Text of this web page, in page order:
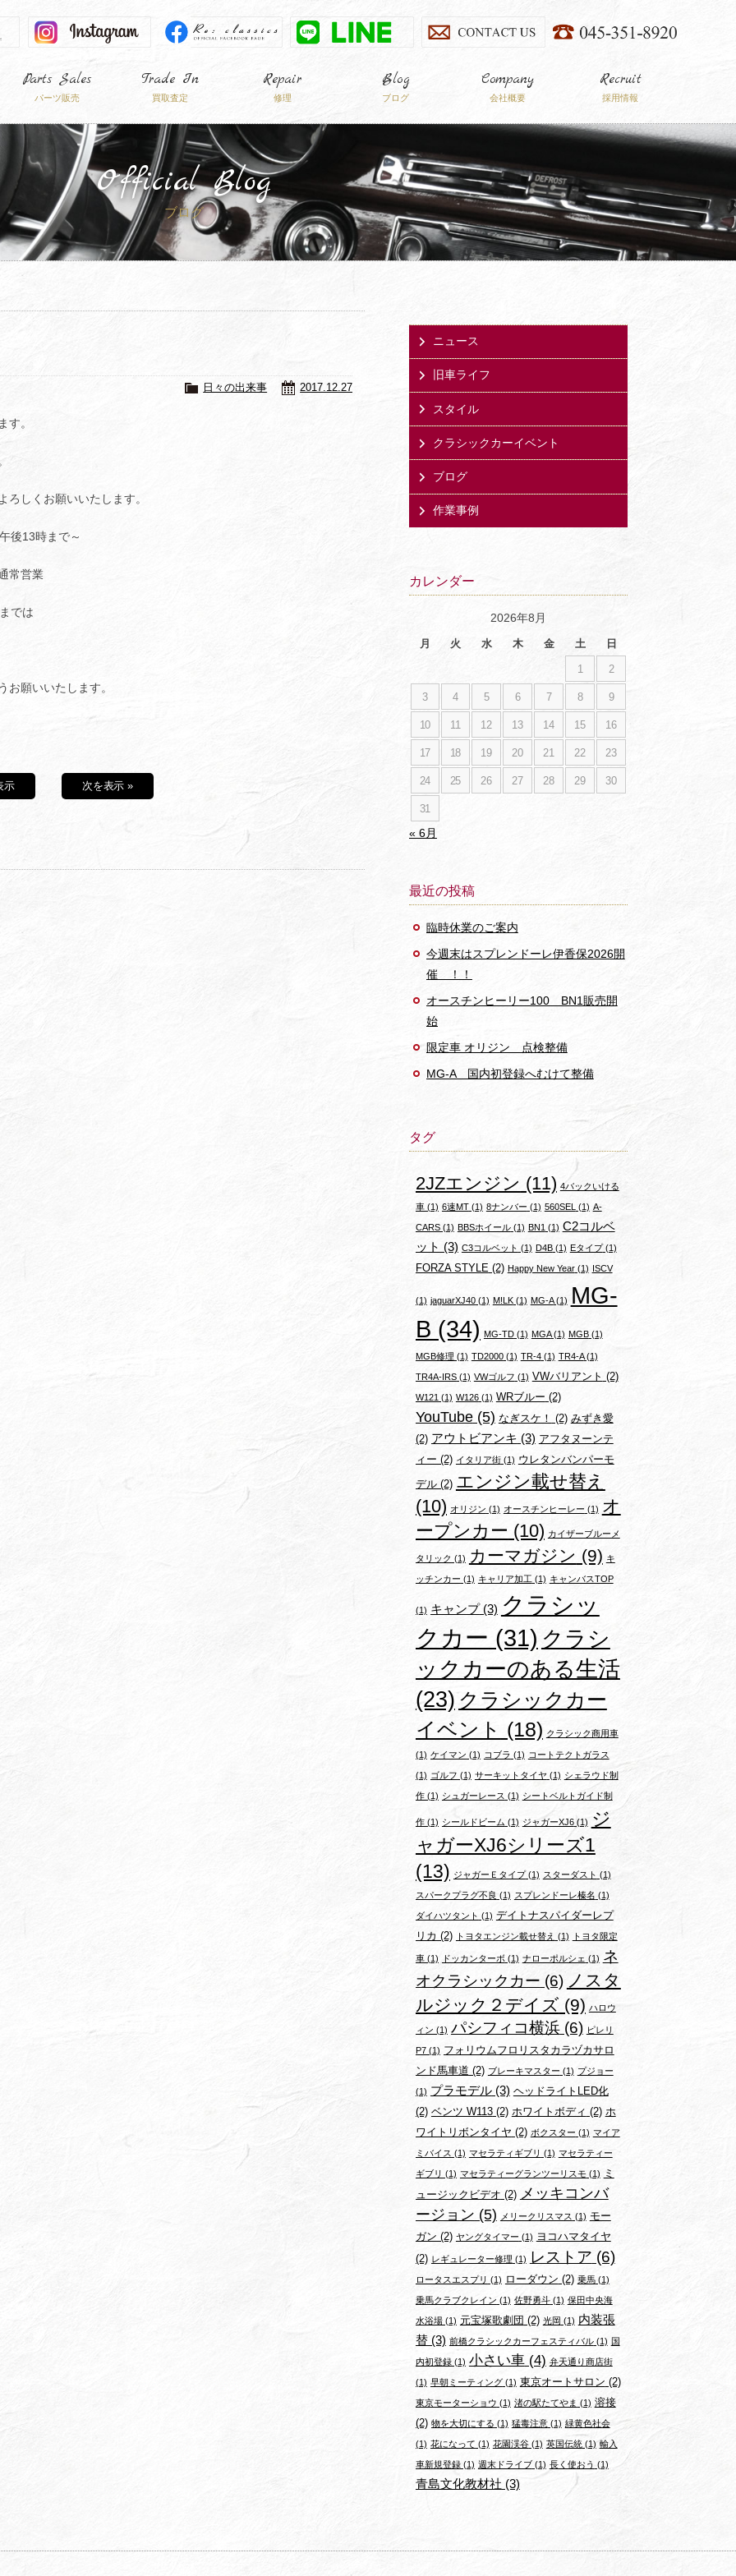
Parts Sales
パーツ販売
Trade In
買取査定
Repair
修理
Blog
ブログ
Company
会社概要
Recruit
採用情報
Official Blog
ブログ
2017.12.27
日々の出来事
す。
しくお願いいたします。
13時まで～
常営業
では
願いいたします。
示 次を表示 »
ニュース
旧車ライフ
スタイル
クラシックカーイベント
ブログ
作業事例
カレンダー
2026年8月
月 火 水 木 金 土 日
1 2
3 4 5 6 7 8 9
10 11 12 13 14 15 16
17 18 19 20 21 22 23
24 25 26 27 28 29 30
31
« 6月
最近の投稿
臨時休業のご案内
今週末はスプレンドーレ伊香保2026開
催 ！！
オースチンヒーリー100 BN1販売開
始
限定車 オリジン 点検整備
MG-A 国内初登録へむけて整備
タグ
2JZエンジン (11) 4バックいける
車 (1) 6速MT(1) 8ナンバー (1) 560SEL (1) A-
CARS(1) BBSホイール(1) BN1 (1) C2コルベ
ット (3) C3コルベット (1) D4B(1) Eタイプ(1)
FORZA STYLE (2) Happy New Year(1) ISCV
(1) jaguarXJ40(1) M!LK(1) MG-A(1) MG-
B (34) MG-TD(1) MGA(1) MGB(1)
MGB修理 (1) TD2000(1) TR-4(1) TR4-A(1)
TR4A-IRS(1) VWゴルフ (1) VWバリアント (2)
W121 (1) W126(1) WRブルー (2)
YouTube(5) なぎスケ！ (2) みずき愛
(2) アウトビアンキ (3) アフタヌーンテ
ィー (2) イタリア街(1) ウレタンバンパーモ
デル(2) エンジン載せ替え
(10) オリジン (1) オースチンヒーレー (1) オ
ープンカー (10) カイザーブルーメ
タリック (1) カーマガジン (9) キ
ッチンカー (1) キャリア加工 (1) キャンバスTOP
(1) キャンプ(3) クラシッ
クカー (31) クラシ
ックカーのある生活
(23)クラシックカー
イベント (18) クラシック商用車
(1) ケイマン (1) コブラ (1) コートテクトガラス
(1) ゴルフ (1) サーキットタイヤ (1) シェラウド制
作 (1) シュガーレース (1) シートベルトガイド制
作 (1) シールドビーム (1) ジャガーXJ6(1) ジ
ャガーXJ6シリーズ1
(13) ジャガーＥタイプ(1) スターダスト (1)
スパークプラグ不良 (1) スプレンドーレ榛名 (1)
ダイハツタント (1) デイトナスパイダーレプ
リカ (2) トヨタエンジン載せ替え (1) トヨタ限定
車 (1) ドッカンターボ(1) ナローポルシェ (1) ネ
オクラシックカー (6) ノスタ
ルジック２デイズ (9) ハロウ
ィン (1) パシフィコ横浜(6) ピレリ
P7(1) フォリウムフロリスタカラヅカサロ
ンド馬車道 (2) ブレーキマスター (1) プジョー
(1) プラモデル(3) ヘッドライトLED化
(2) ベンツ W113(2) ホワイトボディ (2) ホ
ワイトリボンタイヤ (2) ボクスター (1) マイア
ミバイス (1) マセラティギブリ (1) マセラティー
ギブリ (1) マセラティーグランツーリスモ(1)
ミ
ュージックビデオ (2) メッキコンバ
ージョン (5) メリークリスマス (1) モー
ガン (2) ヤングタイマー (1) ヨコハマタイヤ
(2) レギュレーター修理 (1) レストア (6)
ロータスエスプリ (1) ローダウン (2) 乗馬(1)
乗馬クラブクレイン (1) 佐野勇斗(1) 保田中央海
水浴場(1) 元宝塚歌劇団 (2) 光岡 (1) 内装張
替 (3) 前橋クラシックカーフェスティバル(1) 国
内初登録(1) 小さい車(4) 弁天通り商店街
(1) 早朝ミーティング(1) 東京オートサロン (2)
東京モーターショウ (1) 渚の駅たてやま (1) 溶接
(2) 物を大切にする (1) 猛毒注意(1) 緑黄色社会
(1) 花になって (1) 花園渓谷(1) 英国伝統 (1) 輸入
車新規登録(1) 週末ドライブ(1) 長く使おう (1)
青島文化教材社 (3)